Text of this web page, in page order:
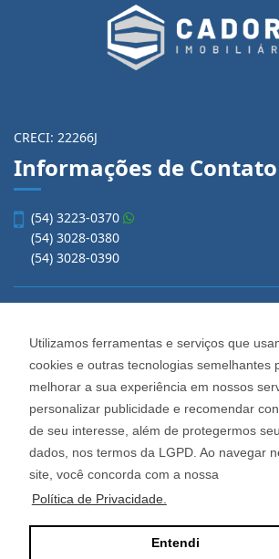
Utilizamos ferramentas e serviços que
cookies e outras tecnologias semelhantes
melhorar a sua experiência em nossos
personalizar publicidade e recomendar
de seu interesse, além de protegermos
dados, nos termos da LGPD. Ao navegar
site, você concorda com a nossa
Política de Privacidade.
Entendi
CRECI: 22266J
Informações de Contato
(54) 3223-0370
(54) 3028-0380
(54) 3028-0390
Imobiliária Cadore
Rua Os Dezoito do Forte, 1622, Centro
Caxias do Sul - Rio Grande do Sul
Horário de Atendimento
De segunda a sexta-feira
Das 08:30 às 12:00 e das 13:30 às 18:00